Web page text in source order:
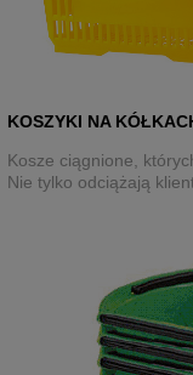
KOSZYKI NA
Kosze ciągnione,
Nie tylko odciążają